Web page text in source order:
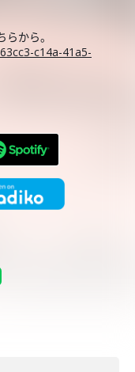
から。
c14a-41a5-